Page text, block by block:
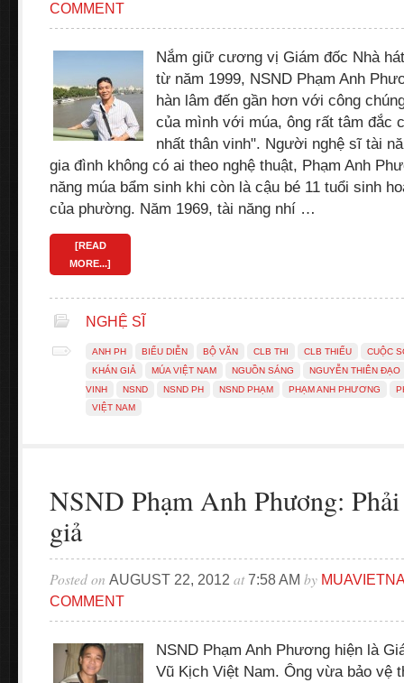
COMMENT
Nắm giữ cương vị Giám đốc Nhà
từ năm 1999, NSND Phạm Anh
hàn lâm đến gần hơn với công
của mình với múa, ông rất tâm đắc
nhất thân vinh". Người nghệ sĩ tài
gia đình không có ai theo nghệ thuật, Phạm Anh
năng múa bẩm sinh khi còn là cậu bé 11 tuổi sinh
của phường. Năm 1969, tài năng nhí …
[READ
MORE...]
NGHỆ SĨ
ANH PH BIỂU DIỄN BỘ VĂN CLB THI CLB THIẾU
CUỘC
KHÁN GIẢ
MÚA VIỆT NAM NGUỒN SÁNG
NGUYỄN THIÊN ĐẠO
VINH
NSND NSND PH NSND PHẠM PHẠM ANH PHƯƠNG
VIỆT NAM
NSND Phạm Anh Phương:
giả
Posted on AUGUST 22, 2012 at7:58 AM by
COMMENT
NSND Phạm Anh Phương hiện là
Vũ Kịch Việt Nam. Ông vừa bảo vệ